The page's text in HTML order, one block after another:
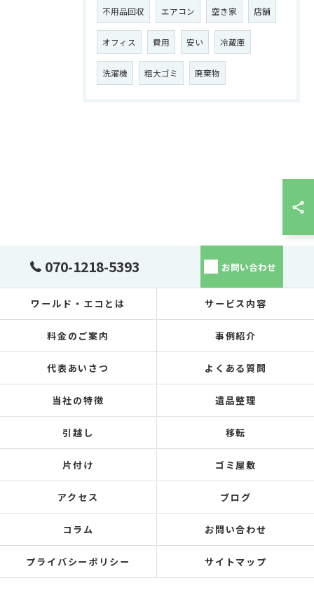
不用品回収 エアコン 空き家 店舗
オフィス 費用 安い 冷蔵庫
洗濯機 粗大ゴミ 廃棄物
070-1218-5393 お問い合わせ
ワールド・エコとは サービス内容
料金のご案内 事例紹介
代表あいさつ よくある質問
当社の特徴 遺品整理
引越し 移転
片付け ゴミ屋敷
アクセス ブログ
コラム お問い合わせ
プライバシーポリシー サイトマップ